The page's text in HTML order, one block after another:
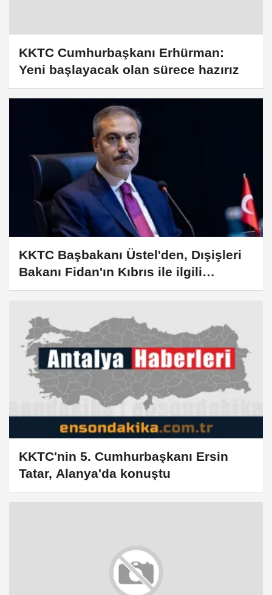
KKTC Cumhurbaşkanı Erhürman:
Yeni başlayacak olan sürece hazırız
KKTC Başbakanı Üstel'den, Dışişleri
Bakanı Fidan'ın Kıbrıs ile ilgili
açıklamalarına destek:
KKTC'nin 5. Cumhurbaşkanı Ersin
Tatar, Alanya'da konuştu